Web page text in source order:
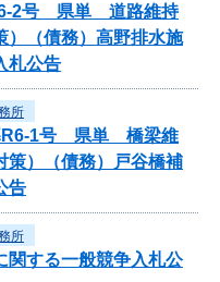
2号 県単 道路維持
）（債務）高野排水施
札公告
所
R6-1号 県単 橋梁維
策）（債務）戸谷橋補
告
所
関する一般競争入札公